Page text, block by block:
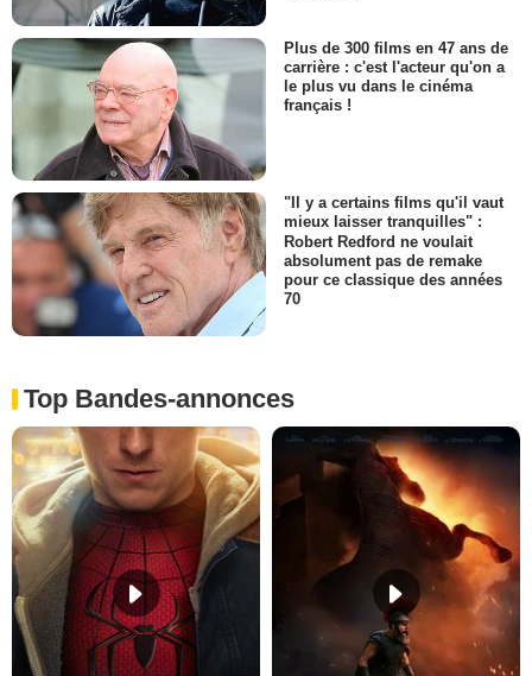
Plus de 300 films en 47 ans de
carrière : c'est l'acteur qu'on a
le plus vu dans le cinéma
français !
"Il y a certains films qu'il vaut
mieux laisser tranquilles" :
Robert Redford ne voulait
absolument pas de remake
pour ce classique des années
70
Top Bandes-annonces